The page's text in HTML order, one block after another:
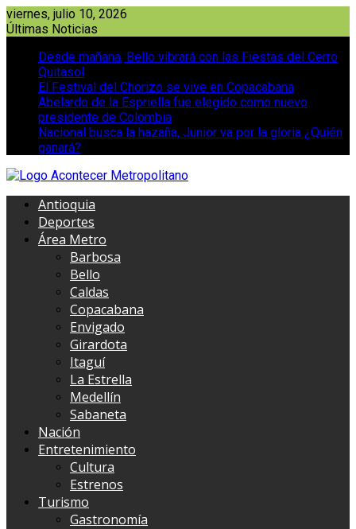
Saltar
al
viernes, julio 10, 2026
Últimas Noticias
Desde mañana, Bello vibrará con las Fiestas del Cerro
Quitasol
El Festival del Chorizo se vive en Copacabana
Abelardo de la Espriella fue elegido como nuevo
presidente de Colombia
Nacional busca la hazaña, Junior va por la gloria ¿Quién
ganará?
Antioquia
Deportes
Área Metro
Barbosa
Bello
Caldas
Copacabana
Envigado
Girardota
Itaguí
La Estrella
Medellín
Sabaneta
Nación
Entretenimiento
Cultura
Estrenos
Turismo
Gastronomía